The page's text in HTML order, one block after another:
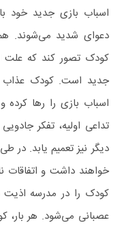
اسباب‌ بازی جدید خود
دعوای شدید می‌شوند.
کودک تصور کند که علت
جدید است. کودک عذاب
اسباب‌ بازی را رها کرده
دیگر نیز تعمیم یابد. در
خواهند داشت و
کودک را در مدرسه اذیت
عصبانی می‌شود. هر بار،